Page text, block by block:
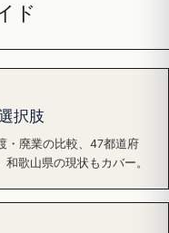
ド
択肢
・廃業の比較、47都道府
歌山県の現状もカバー。